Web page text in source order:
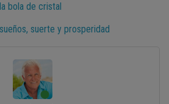
bola de cristal
suerte y prosperidad